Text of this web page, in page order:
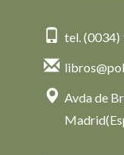
tel. (0034)
Avda de